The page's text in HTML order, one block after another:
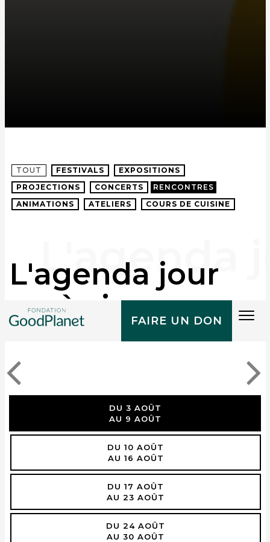
FAIRE UN DON
TOUT FESTIVALS
EXPOSITIONS
PROJECTIONS
CONCERTS
RENCONTRES
ANIMATIONS
ATELIERS COURS DE CUISINE
L'agenda jour
après jour
DU 3 AOÛT
AU 9 AOÛT
DU 10 AOÛT
AU 16 AOÛT
DU 17 AOÛT
AU 23 AOÛT
DU 24 AOÛT
AU 30 AOÛT